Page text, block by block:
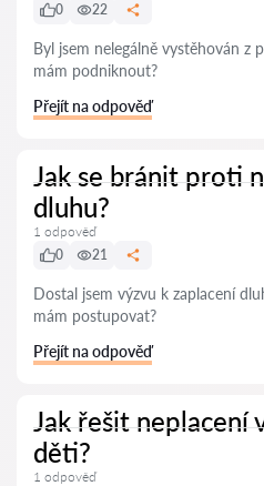
0
22
Byl jsem nelegálně vystěhován z
mám podniknout?
Přejít na odpověď
Jak se bránit proti
dluhu?
1 odpověď
0
21
Dostal jsem výzvu k zaplacení
mám postupovat?
Přejít na odpověď
Jak řešit neplacení
děti?
1 odpověď